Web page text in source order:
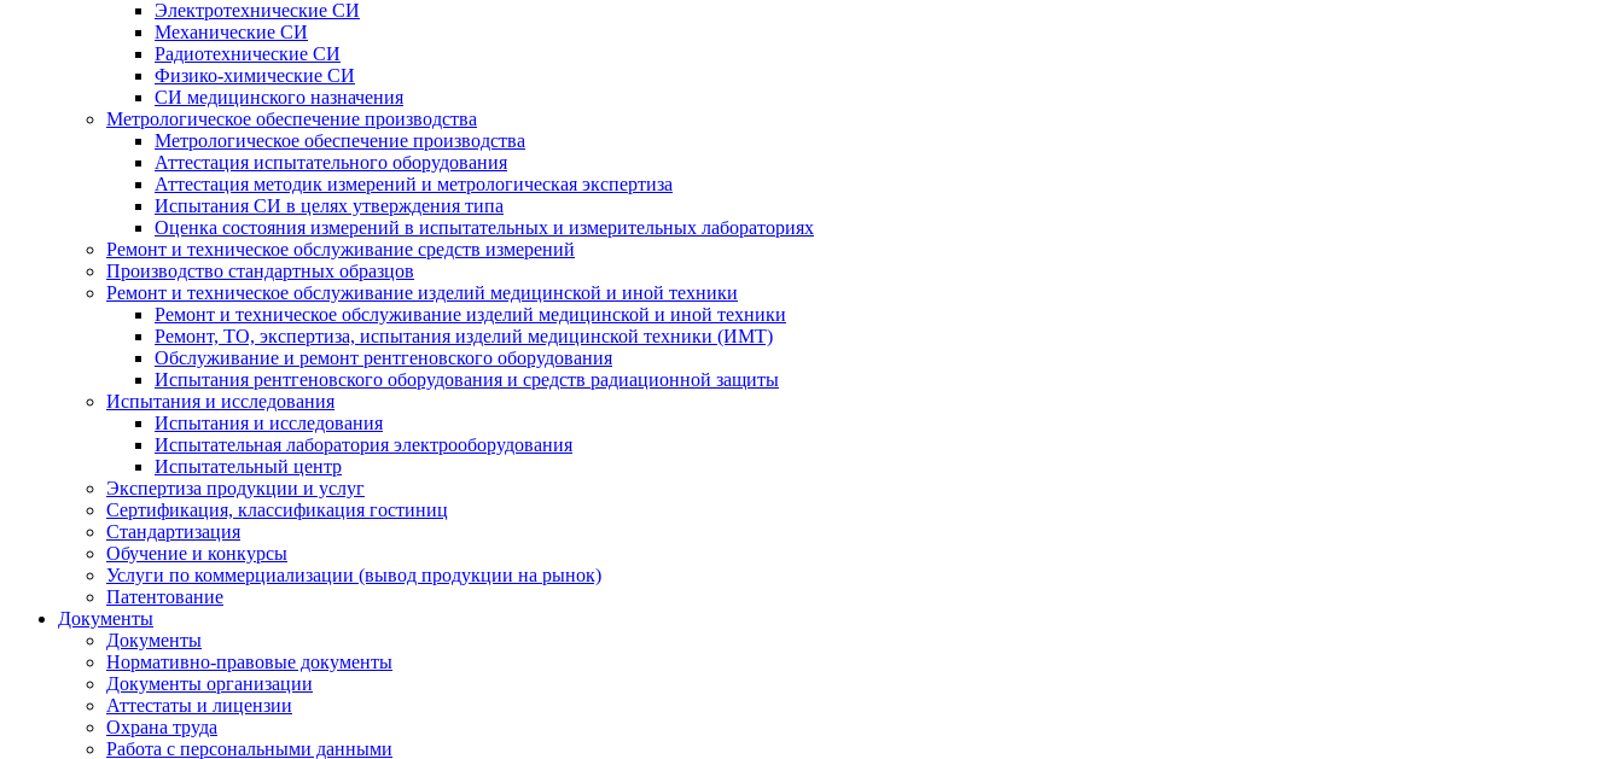
Электротехнические СИ
Механические СИ
Радиотехнические СИ
Физико-химические СИ
СИ медицинского назначения
Метрологическое обеспечение производства
Метрологическое обеспечение производства
Аттестация испытательного оборудования
Аттестация методик измерений и метрологическая экспертиза
Испытания СИ в целях утверждения типа
Оценка состояния измерений в испытательных и измерительных лабораториях
Ремонт и техническое обслуживание средств измерений
Производство стандартных образцов
Ремонт и техническое обслуживание изделий медицинской и иной техники
Ремонт и техническое обслуживание изделий медицинской и иной техники
Ремонт, ТО, экспертиза, испытания изделий медицинской техники (ИМТ)
Обслуживание и ремонт рентгеновского оборудования
Испытания рентгеновского оборудования и средств радиационной защиты
Испытания и исследования
Испытания и исследования
Испытательная лаборатория электрооборудования
Испытательный центр
Экспертиза продукции и услуг
Сертификация, классификация гостиниц
Стандартизация
Обучение и конкурсы
Услуги по коммерциализации (вывод продукции на рынок)
Патентование
Документы
Документы
Нормативно-правовые документы
Документы организации
Аттестаты и лицензии
Охрана труда
Работа с персональными данными